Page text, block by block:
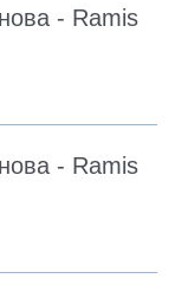
- Ramis
- Ramis